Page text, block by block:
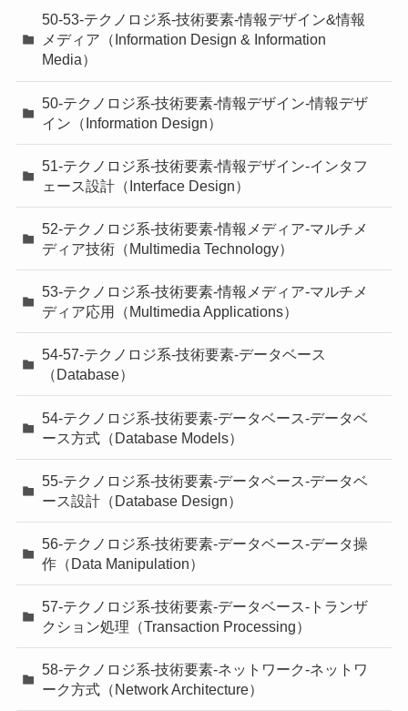
50-53-テクノロジ系-技術要素-情報デザイン&情報
メディア（Information Design & Information
Media）
50-テクノロジ系-技術要素-情報デザイン-情報デザ
イン（Information Design）
51-テクノロジ系-技術要素-情報デザイン-インタフ
ェース設計（Interface Design）
52-テクノロジ系-技術要素-情報メディア-マルチメ
ディア技術（Multimedia Technology）
53-テクノロジ系-技術要素-情報メディア-マルチメ
ディア応用（Multimedia Applications）
54-57-テクノロジ系-技術要素-データベース
（Database）
54-テクノロジ系-技術要素-データベース-データベ
ース方式（Database Models）
55-テクノロジ系-技術要素-データベース-データベ
ース設計（Database Design）
56-テクノロジ系-技術要素-データベース-データ操
作（Data Manipulation）
57-テクノロジ系-技術要素-データベース-トランザ
クション処理（Transaction Processing）
58-テクノロジ系-技術要素-ネットワーク-ネットワ
ーク方式（Network Architecture）